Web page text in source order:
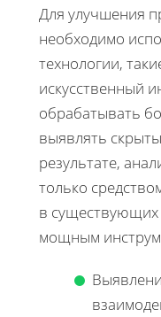
Для улучшения
необходимо
технологии,
искусственный
обрабатывать
выявлять
результате,
только
в существующих
мощным